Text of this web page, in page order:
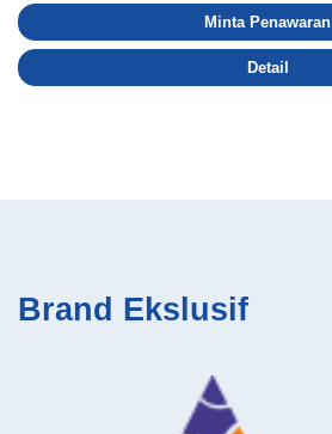
Minta Penawaran
Detail
Brand Ekslusif